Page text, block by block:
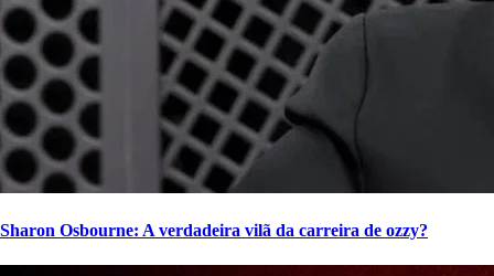
Sharon Osbourne: A verdadeira vilã da carreira de ozzy?